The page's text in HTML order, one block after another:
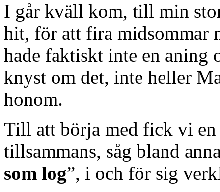
I går kväll kom, till min
hit, för att fira midsommar
hade faktiskt inte en aning
knyst om det, inte heller
honom.
Till att börja med fick vi
tillsammans, såg bland
som log”, i och för sig